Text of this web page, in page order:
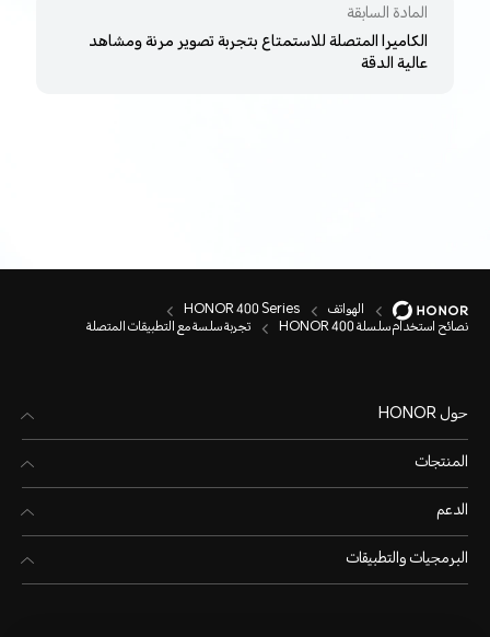
المادة السابقة
الكاميرا المتصلة للاستمتاع بتجربة تصوير مرنة ومشاهد
عالية الدقة
الهواتف HONOR 400 Series
نصائح استخدام سلسلة HONOR 400 تجربة سلسة مع التطبيقات المتصلة
حول HONOR
المنتجات
الدعم
البرمجيات والتطبيقات